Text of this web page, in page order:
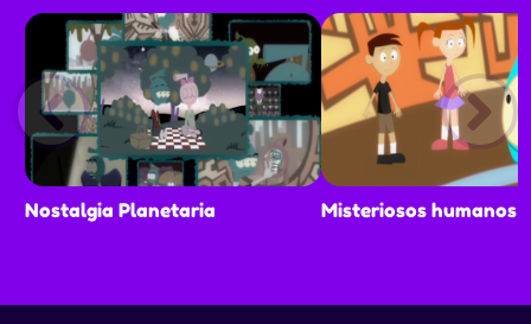
Nostalgia Planetaria Misteriosos humanos